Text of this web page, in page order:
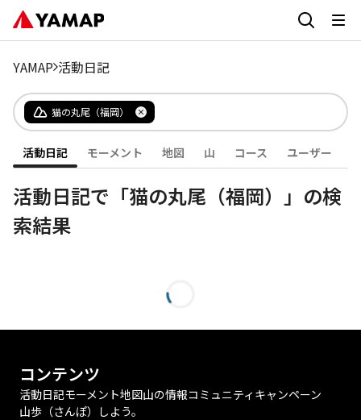
YAMAP 活動日記
猫の丸尾（福岡）
活動日記 モーメント 地図 山 コース ユーザー
活動日記で「猫の丸尾（福岡）」の検
索結果
コンテンツ
活動日記モーメント地図山の情報コミュニティ キャンペーン
山歩（さんぽ）しよう。